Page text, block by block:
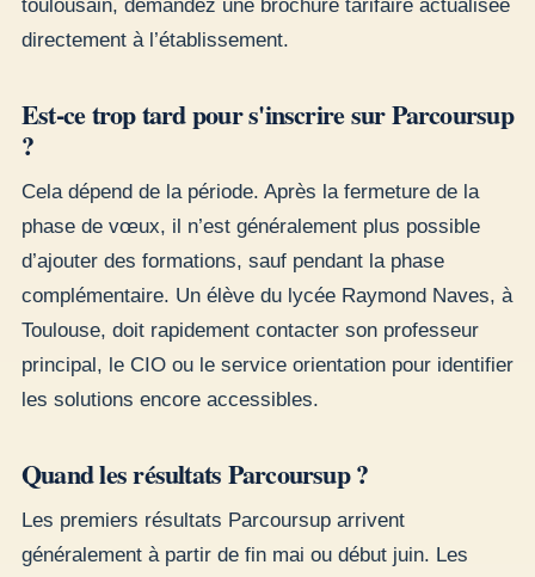
toulousain, demandez une brochure tarifaire actualisée
directement à l’établissement.
Est-ce trop tard pour s'inscrire sur Parcoursup
?
Cela dépend de la période. Après la fermeture de la
phase de vœux, il n’est généralement plus possible
d’ajouter des formations, sauf pendant la phase
complémentaire. Un élève du lycée Raymond Naves, à
Toulouse, doit rapidement contacter son professeur
principal, le CIO ou le service orientation pour identifier
les solutions encore accessibles.
Quand les résultats Parcoursup ?
Les premiers résultats Parcoursup arrivent
généralement à partir de fin mai ou début juin. Les